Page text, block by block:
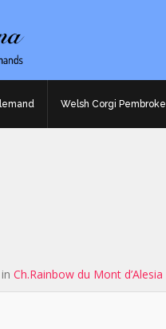
Welsh Corgi Pembroke
in Ch.Rainbow du Mont d’Alesia